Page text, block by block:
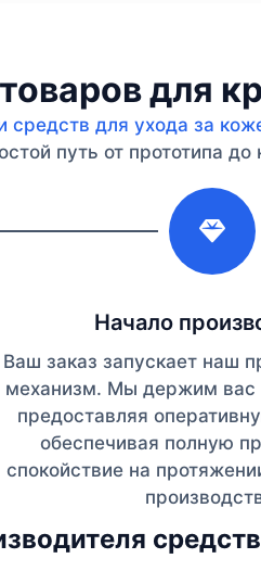
для
средств для ухода за
путь от прототипа
Начало
Ваш заказ запускает наш
механизм. Мы держим вас
предоставляя
обеспечивая полную
спокойствие на